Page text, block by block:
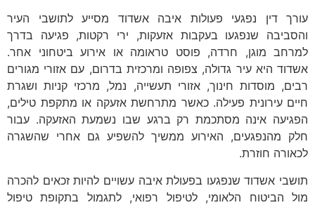
עורך דין נפגעי פעולות איבה אשדוד מסייע לתושבי העיר
והסביבה שנפגעו בעקבות אזעקות, ירי רקטות, פגיעה בדרך
למרחב מוגן, חרדה, פוסט טראומה או אירוע ביטחוני אחר.
אשדוד היא עיר גדולה, צפופה ומרכזית בדרום, עם אזורי מגורים
רבים, מוסדות חינוך, אזורי תעשייה, נמל, מרכזי קניות ושגרת
חיים עירונית פעילה. כאשר מתרחשת אזעקה או מתקפת טילים,
הפגיעה אינה מסתכמת רק ברגע שבו נשמעת האזעקה. עבור
חלק מהנפגעים, האירוע ממשיך להשפיע גם אחרי שהשגרה
לכאורה חוזרת.
תושבי אשדוד שנפגעו בפעולת איבה עשויים להיות זכאים להכרה
מול הביטוח הלאומי, לטיפול רפואי, לתגמול בתקופת טיפול